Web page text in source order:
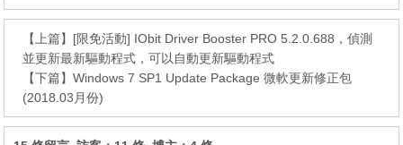
【上篇】 [限免活動] IObit Driver Booster PRO 5.2.0.688，偵測
並更新最新驅動程式，可以自動更新驅動程式
【下篇】Windows 7 SP1 Update Package 微軟更新修正包
(2018.03月份)